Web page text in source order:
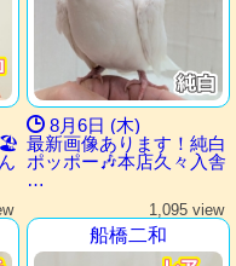
8月6日 (木)
最新画像あります！純白
ポッポー🎶本店久々入舎
…
1,095 view
船橋二和